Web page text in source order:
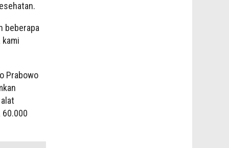
beberapa
Prabowo